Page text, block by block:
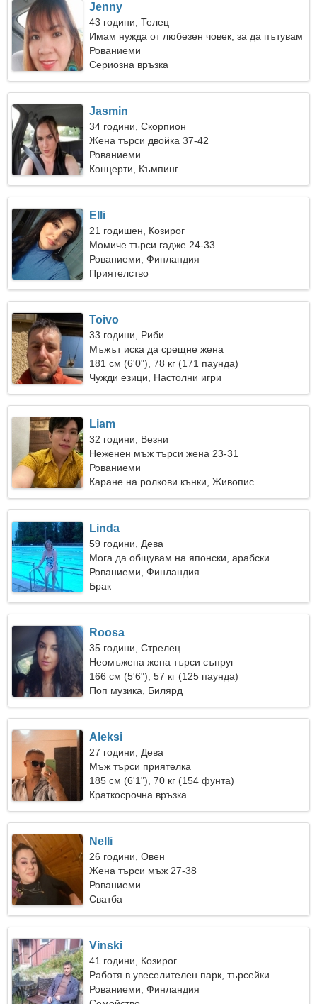
Jenny
43 години, Телец
Имам нужда от любезен човек, за да пътувам
Рованиеми
Сериозна връзка
Jasmin
34 години, Скорпион
Жена търси двойка 37-42
Рованиеми
Концерти, Къмпинг
Elli
21 годишен, Козирог
Момиче търси гадже 24-33
Рованиеми, Финландия
Приятелство
Toivo
33 години, Риби
Мъжът иска да срещне жена
181 см (6'0"), 78 кг (171 паунда)
Чужди езици, Настолни игри
Liam
32 години, Везни
Неженен мъж търси жена 23-31
Рованиеми
Каране на ролкови кънки, Живопис
Linda
59 години, Дева
Мога да общувам на японски, арабски
Рованиеми, Финландия
Брак
Roosa
35 години, Стрелец
Неомъжена жена търси съпруг
166 см (5'6"), 57 кг (125 паунда)
Поп музика, Билярд
Aleksi
27 години, Дева
Мъж търси приятелка
185 см (6'1"), 70 кг (154 фунта)
Краткосрочна връзка
Nelli
26 години, Овен
Жена търси мъж 27-38
Рованиеми
Сватба
Vinski
41 години, Козирог
Работя в увеселителен парк, търсейки
красива жена
Рованиеми, Финландия